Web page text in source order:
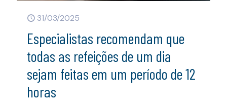
31/03/2025
Especialistas recomendam que
todas as refeições de um dia
sejam feitas em um período de 12
horas